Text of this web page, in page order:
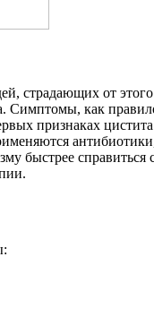
страдающих от
Симптомы, как
признаках цистита
быстрее